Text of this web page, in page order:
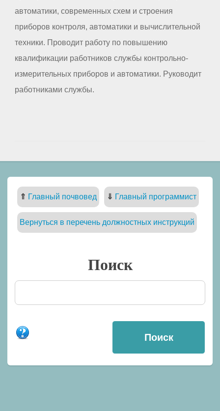
автоматики, современных схем и строения
приборов контроля, автоматики и вычислительной
техники. Проводит работу по повышению
квалификации работников службы контрольно-
измерительных приборов и автоматики. Руководит
работниками службы.
⇑ Главный почвовед ⇓ Главный программист
Вернуться в перечень должностных инструкций
Поиск